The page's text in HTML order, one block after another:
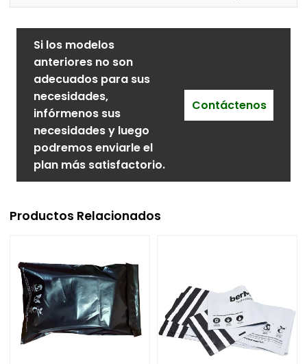
Si los modelos
anteriores no son
adecuados para sus
necesidades,
infórmenos sus
necesidades y luego
podremos enviarle el
plan más satisfactorio.
Contáctenos
Productos Relacionados